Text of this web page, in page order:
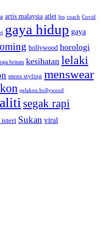
artis malaysia atlet bts coach Covid
gaya hidup gaya
hollywood horologi
britain kesihatan lelaki
mens styling menswear
pelakon hollywood
segak rapi
Sukan viral